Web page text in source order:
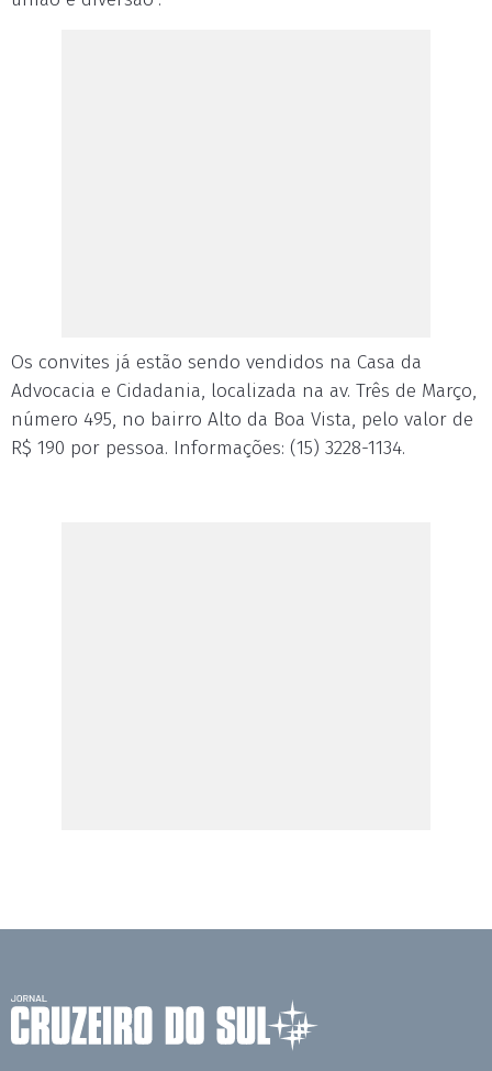
Os convites já estão sendo vendidos na Casa da
Advocacia e Cidadania, localizada na av. Três de Março,
número 495, no bairro Alto da Boa Vista, pelo valor de
R$ 190 por pessoa. Informações: (15) 3228-1134.